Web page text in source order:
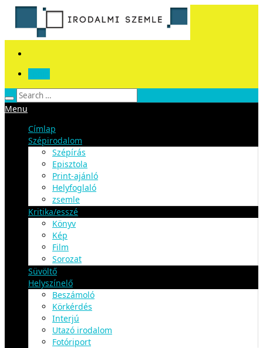
Menu
Címlap
Szépirodalom
Szépírás
Episztola
Print-ajánló
Helyfoglaló
zsemle
Kritika/esszé
Könyv
Kép
Film
Sorozat
Süvöltő
Helyszínelő
Beszámoló
Körkérdés
Interjú
Utazó irodalom
Fotóriport